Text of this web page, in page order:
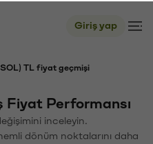
Giriş yap
TL fiyat geçmişi
Fiyat Performansı
inceleyin.
dönüm noktalarını daha